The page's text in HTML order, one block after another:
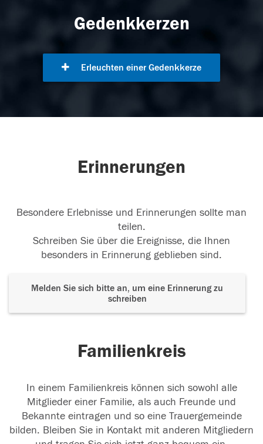
Gedenkkerzen
Erleuchten einer Gedenkkerze
Erinnerungen
Besondere Erlebnisse und Erinnerungen sollte man
teilen.
Schreiben Sie über die Ereignisse, die Ihnen
besonders in Erinnerung geblieben sind.
Melden Sie sich bitte an, um eine Erinnerung zu
schreiben
Familienkreis
In einem Familienkreis können sich sowohl alle
Mitglieder einer Familie, als auch Freunde und
Bekannte eintragen und so eine Trauergemeinde
bilden. Bleiben Sie in Kontakt mit anderen Mitgliedern